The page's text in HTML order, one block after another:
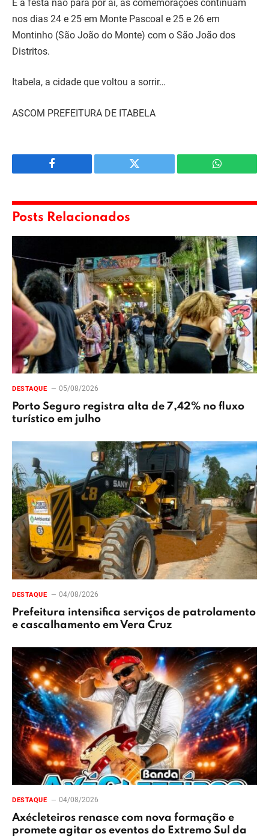
E a festa não para por aí, as comemorações continuam
nos dias 24 e 25 em Monte Pascoal e 25 e 26 em
Montinho (São João do Monte) com o São João dos
Distritos.
Itabela, a cidade que voltou a sorrir…
ASCOM PREFEITURA DE ITABELA
Facebook Twitter WhatsApp
Posts Relacionados
DESTAQUE 05/08/2026
Porto Seguro registra alta de 7,42% no fluxo
turístico em julho
DESTAQUE 04/08/2026
Prefeitura intensifica serviços de patrolamento
e cascalhamento em Vera Cruz
DESTAQUE 04/08/2026
Axécleteiros renasce com nova formação e
promete agitar os eventos do Extremo Sul da